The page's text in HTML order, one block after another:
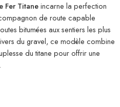
Fer Titaneincarne la perfection
de route capable
bitumées aux sentiers les plus
du gravel, ce modèle combine
du titane pour offrir une